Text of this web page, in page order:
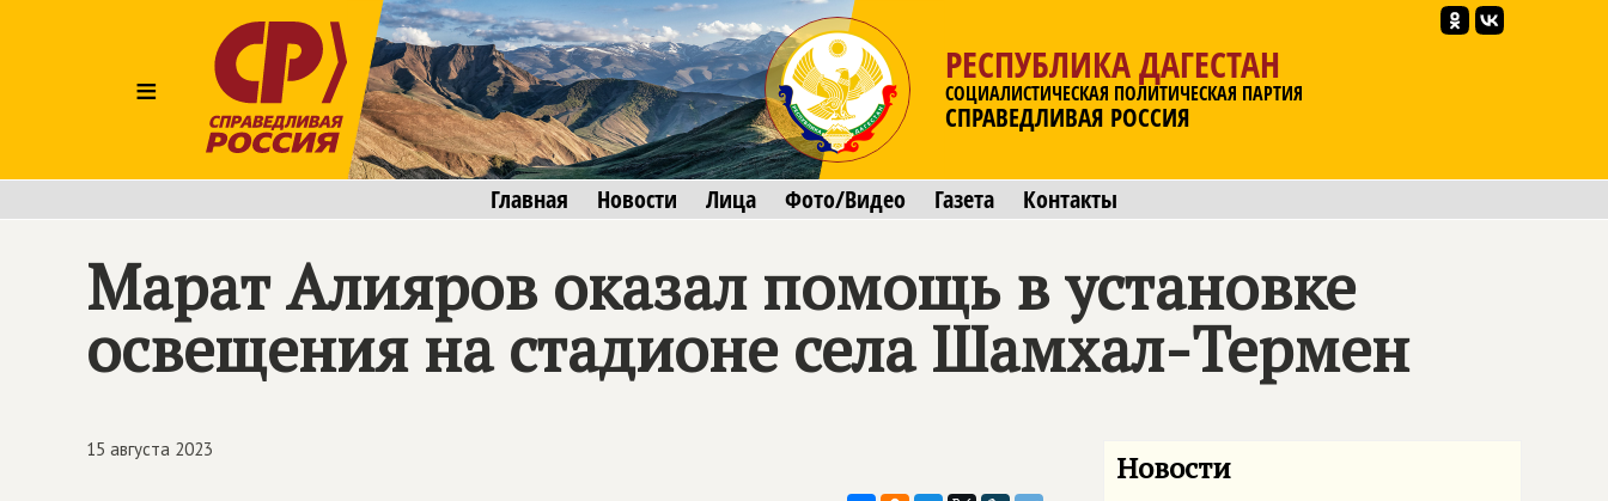
≡
РЕСПУБЛИКА ДАГЕСТАН
СОЦИАЛИСТИЧЕСКАЯ ПОЛИТИЧЕСКАЯ ПАРТИЯ
СПРАВЕДЛИВАЯ РОССИЯ
Главная Новости Лица Фото/Видео Газета Контакты
Марат Алияров оказал помощь в установке
освещения на стадионе села Шамхал-Термен
15 августа 2023 Новости